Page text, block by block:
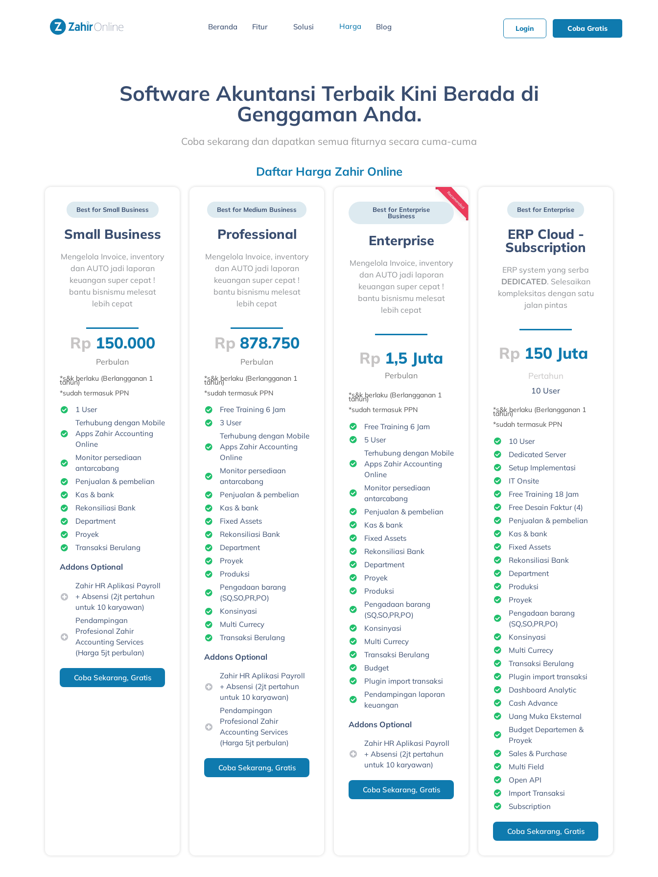
Beranda Fitur Solusi Harga Blog Login Coba Gratis
Software Akuntansi Terbaik Kini Berada di
Genggaman Anda.
Coba sekarang dan dapatkan semua fiturnya secara cuma-cuma
Daftar Harga Zahir Online
Best for Small Business
Small Business
Mengelola Invoice, inventory
dan AUTO jadi laporan
keuangan super cepat !
bantu bisnismu melesat
lebih cepat
Rp 150.000
Perbulan
*s&k berlaku (Berlangganan 1
tahun)
*sudah termasuk PPN
1 User
Terhubung dengan Mobile
Apps Zahir Accounting
Online
Monitor persediaan
antarcabang
Penjualan & pembelian
Kas & bank
Rekonsiliasi Bank
Department
Proyek
Transaksi Berulang
Addons Optional
Zahir HR Aplikasi Payroll
+ Absensi (2jt pertahun
untuk 10 karyawan)
Pendampingan
Profesional Zahir
Accounting Services
(Harga 5jt perbulan)
Coba Sekarang, Gratis
Best for Medium Business
Professional
Mengelola Invoice, inventory
dan AUTO jadi laporan
keuangan super cepat !
bantu bisnismu melesat
lebih cepat
Rp 878.750
Perbulan
*s&k berlaku (Berlangganan 1
tahun)
*sudah termasuk PPN
Free Training 6 Jam
3 User
Terhubung dengan Mobile
Apps Zahir Accounting
Online
Monitor persediaan
antarcabang
Penjualan & pembelian
Kas & bank
Fixed Assets
Rekonsiliasi Bank
Department
Proyek
Produksi
Pengadaan barang
(SQ,SO,PR,PO)
Konsinyasi
Multi Currecy
Transaksi Berulang
Addons Optional
Zahir HR Aplikasi Payroll
+ Absensi (2jt pertahun
untuk 10 karyawan)
Pendampingan
Profesional Zahir
Accounting Services
(Harga 5jt perbulan)
Coba Sekarang, Gratis
Best for Enterprise
Business
Enterprise
Mengelola Invoice, inventory
dan AUTO jadi laporan
keuangan super cepat !
bantu bisnismu melesat
lebih cepat
Rp 1,5 Juta
Perbulan
*s&k berlaku (Berlangganan 1
tahun)
*sudah termasuk PPN
Free Training 6 Jam
5 User
Terhubung dengan Mobile
Apps Zahir Accounting
Online
Monitor persediaan
antarcabang
Penjualan & pembelian
Kas & bank
Fixed Assets
Rekonsiliasi Bank
Department
Proyek
Produksi
Pengadaan barang
(SQ,SO,PR,PO)
Konsinyasi
Multi Currecy
Transaksi Berulang
Budget
Plugin import transaksi
Pendampingan laporan
keuangan
Addons Optional
Zahir HR Aplikasi Payroll
+ Absensi (2jt pertahun
untuk 10 karyawan)
Coba Sekarang, Gratis
Best for Enterprise
ERP Cloud -
Subscription
ERP system yang serba
DEDICATED. Selesaikan
kompleksitas dengan satu
jalan pintas
Rp 150 Juta
Pertahun
10 User
*s&k berlaku (Berlangganan 1
tahun)
*sudah termasuk PPN
10 User
Dedicated Server
Setup Implementasi
IT Onsite
Free Training 18 Jam
Free Desain Faktur (4)
Penjualan & pembelian
Kas & bank
Fixed Assets
Rekonsiliasi Bank
Department
Produksi
Proyek
Pengadaan barang
(SQ,SO,PR,PO)
Konsinyasi
Multi Currecy
Transaksi Berulang
Plugin import transaksi
Dashboard Analytic
Cash Advance
Uang Muka Eksternal
Budget Departemen &
Proyek
Sales & Purchase
Multi Field
Open API
Import Transaksi
Subscription
Coba Sekarang, Gratis